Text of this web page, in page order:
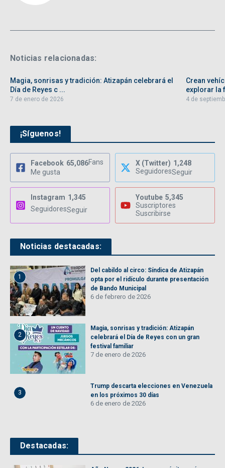
Noticias relacionadas:
Magia, sonrisas y tradición: Atizapán celebrará el
Día de Reyes c ...
7 de enero de 2026
Crean
explorar la
4 de
¡Síguenos!
Facebook 65,086Fans
Me gusta
X (Twitter) 1,248
SeguidoresSeguir
Instagram 1,345
SeguidoresSeguir
Youtube 5,345
Suscriptores
Suscribirse
Noticias destacadas:
1
Del cabildo al circo: Síndica de Atizapán
opta por el ridículo durante presentación
de Bando Municipal
6 de febrero de 2026
2
Magia, sonrisas y tradición: Atizapán
celebrará el Día de Reyes con un gran
festival familiar
7 de enero de 2026
3
Trump descarta elecciones en Venezuela
en los próximos 30 días
6 de enero de 2026
Destacadas: